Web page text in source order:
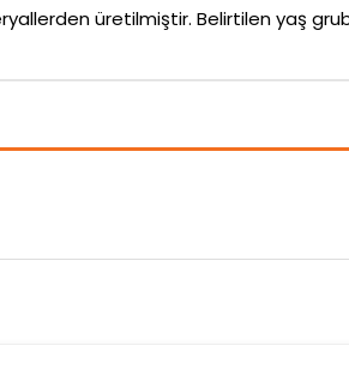
üretilmiştir. Belirtilen yaş